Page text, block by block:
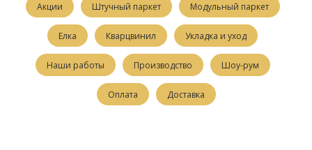
Акции Штучный паркет Модульный паркет
Елка Кварцвинил Укладка и уход
Наши работы Производство Шоу-рум
Оплата Доставка